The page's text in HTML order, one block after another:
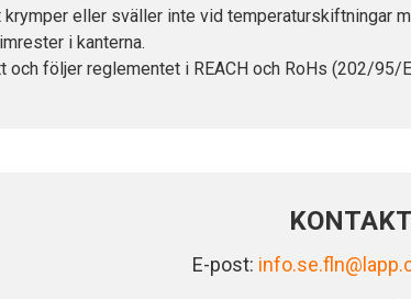
eller sväller inte vid temperaturskiftningar
i kanterna.
och följer reglementet i REACH och RoHs (202/95/
E-post: